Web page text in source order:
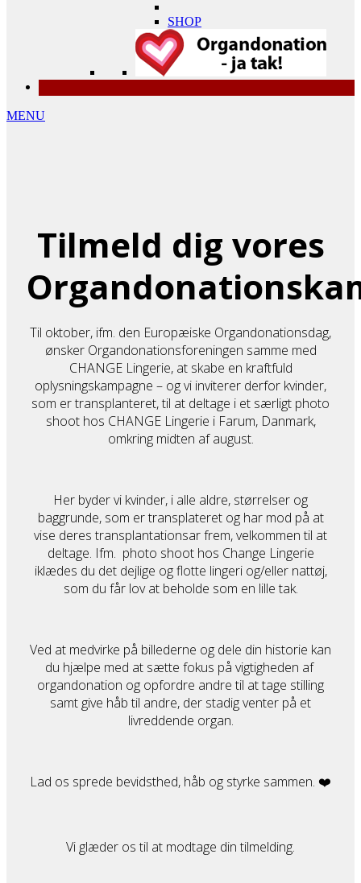
SHOP
MENU
Tilmeld dig vores
Til oktober, ifm. den Europæiske Organdonationsdag,
ønsker Organdonationsforeningen samme med
CHANGE Lingerie, at skabe en kraftfuld
oplysningskampagne – og vi inviterer derfor kvinder,
som er transplanteret, til at deltage i et særligt photo
shoot hos CHANGE Lingerie i Farum, Danmark,
omkring midten af ​​august.
Her byder vi kvinder, i alle aldre, størrelser og
baggrunde, som er transplateret og har mod på at
vise deres transplantationsar frem, velkommen til at
deltage. Ifm. photo shoot hos Change Lingerie
iklædes du det dejlige og flotte lingeri og/eller nattøj,
som du får lov at beholde som en lille tak.
Ved at medvirke på billederne og dele din historie kan
du hjælpe med at sætte fokus på vigtigheden af ​​
organdonation og opfordre andre til at tage stilling
samt give håb til andre, der stadig venter på et
livreddende organ.
Lad os sprede bevidsthed, håb og styrke sammen. ❤️
Vi glæder os til at modtage din tilmelding.